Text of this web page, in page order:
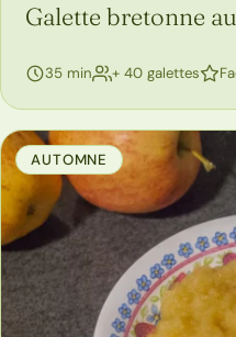
Galette bretonne
35 min + 40 galettes
AUTOMNE